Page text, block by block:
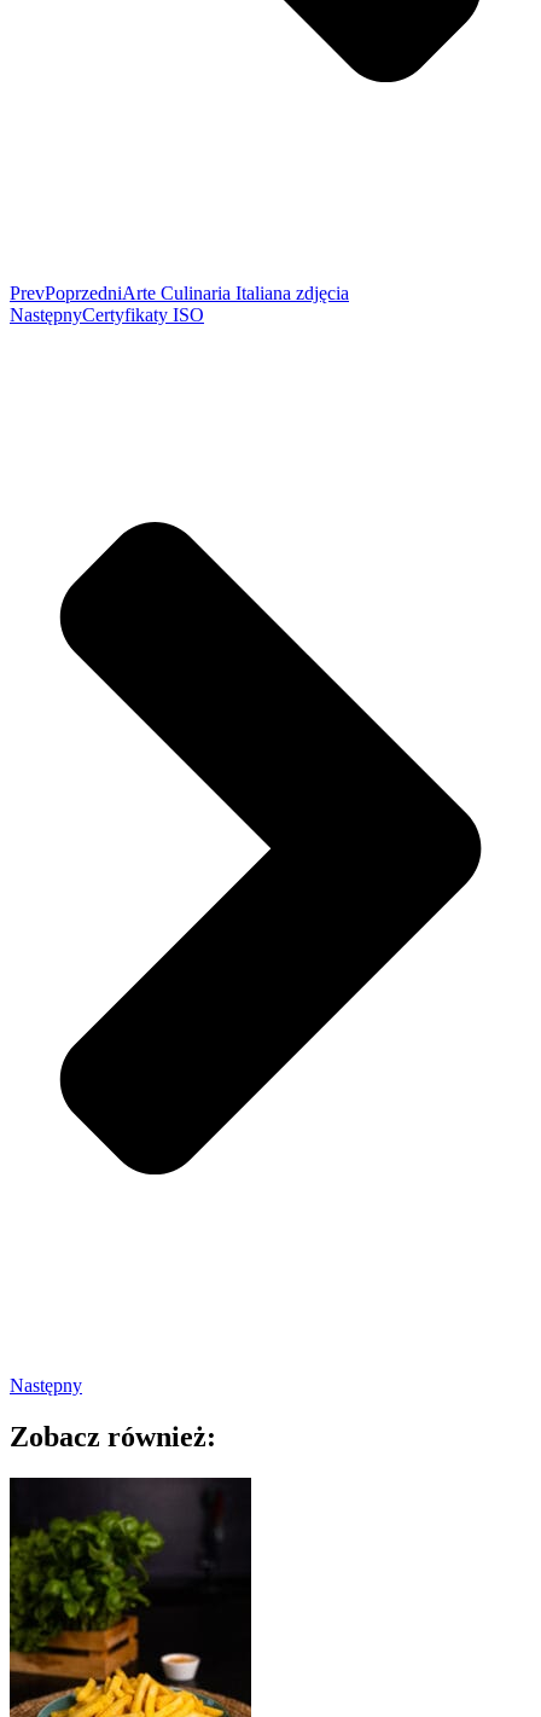
PrevPoprzedniArte Culinaria Italiana zdjęcia
NastępnyCertyfikaty ISO
Następny
Zobacz również: